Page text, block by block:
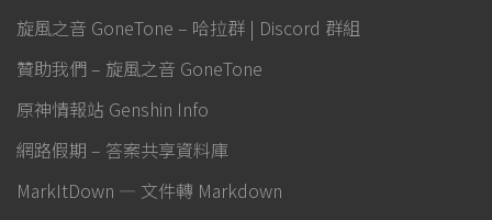
旋風之音 GoneTone – 哈拉群 | Discord 群組
贊助我們 – 旋風之音 GoneTone
原神情報站 Genshin Info
網路假期 – 答案共享資料庫
MarkItDown — 文件轉 Markdown